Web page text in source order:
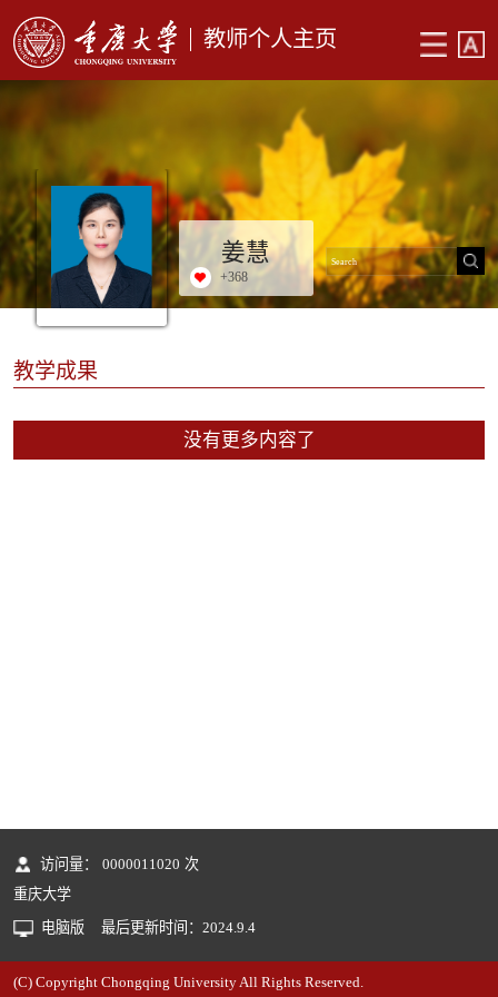
教师个人主页
姜慧
+368
教学成果
没有更多内容了
访问量： 0000011020 次
重庆大学
电脑版
最后更新时间： 2024. 9 4
(C) Copyright Chongqing University All Rights Reserved.